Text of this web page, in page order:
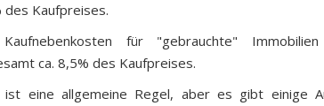
des Kaufpreises.
für "gebrauchte"
ca. 8,5% des Kaufpreises.
ist eine allgemeine Regel, aber es gibt einige